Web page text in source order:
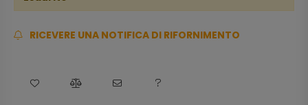
RICEVERE UNA NOTIFICA DI RIFORNIMENTO